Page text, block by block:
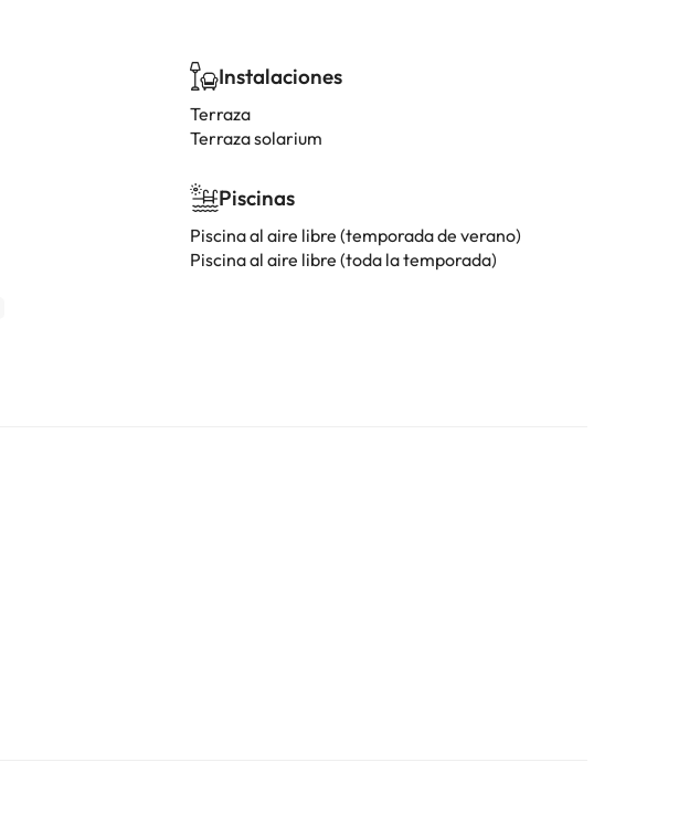
Instalaciones
Terraza
Terraza solarium
Piscinas
Piscina al aire libre (temporada de verano)
Piscina al aire libre (toda la temporada)